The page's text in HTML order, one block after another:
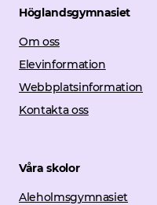
Höglandsgymnasiet
Om oss
Elevinformation
Webbplatsinformation
Kontakta oss
Våra skolor
Aleholmsgymnasiet